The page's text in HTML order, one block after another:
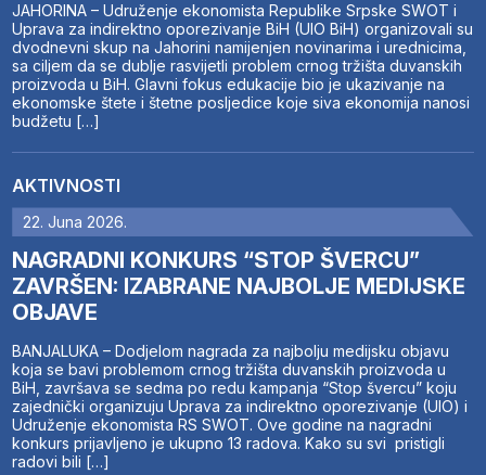
JAHORINA – Udruženje ekonomista Republike Srpske SWOT i
Uprava za indirektno oporezivanje BiH (UIO BiH) organizovali su
dvodnevni skup na Jahorini namijenjen novinarima i urednicima,
sa ciljem da se dublje rasvijetli problem crnog tržišta duvanskih
proizvoda u BiH. Glavni fokus edukacije bio je ukazivanje na
ekonomske štete i štetne posljedice koje siva ekonomija nanosi
budžetu […]
AKTIVNOSTI
22. Juna 2026.
NAGRADNI KONKURS “STOP ŠVERCU”
ZAVRŠEN: IZABRANE NAJBOLJE MEDIJSKE
OBJAVE
BANJALUKA – Dodjelom nagrada za najbolju medijsku objavu
koja se bavi problemom crnog tržišta duvanskih proizvoda u
BiH, završava se sedma po redu kampanja “Stop švercu” koju
zajednički organizuju Uprava za indirektno oporezivanje (UIO) i
Udruženje ekonomista RS SWOT. Ove godine na nagradni
konkurs prijavljeno je ukupno 13 radova. Kako su svi pristigli
radovi bili […]